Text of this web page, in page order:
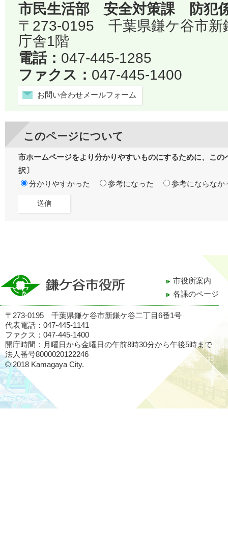
市民生活部 安全対策課 防犯
〒273-0195 千葉県鎌ケ谷市
庁舎1階
電話： 047-445-1285
ファクス： 047-445-1400
お問い合わせメールフォーム
このページについて
市ホームページをより分かりやすいものにするために、こ
択〕
分かりやすかった
参考になった 参考にならなか
市役所案内
各課のページ
〒273-0195 千葉県鎌ケ谷市新鎌ケ谷二丁目6番1号
代表電話：047-445-1141
ファクス：047-445-1400
開庁時間：月曜日から金曜日の午前8時30分から午後5時まで
法人番号8000020122246
© 2018 Kamagaya City.